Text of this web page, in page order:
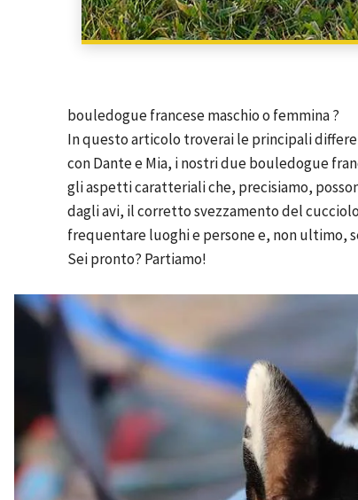
bouledogue francese maschio o femmina ?
In questo articolo troverai le principali
con Dante e Mia, i nostri due bouledogue
gli aspetti caratteriali che, precisiamo,
dagli avi, il corretto svezzamento del
frequentare luoghi e persone e, non ultimo,
Sei pronto? Partiamo!